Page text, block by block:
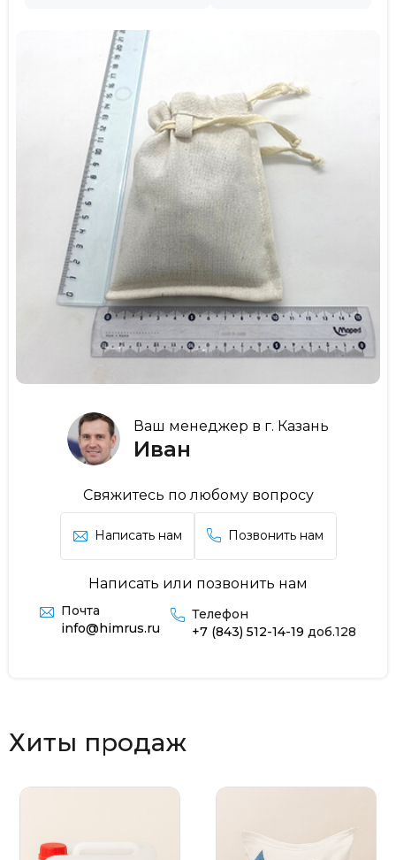
Ваш менеджер в г. Казань
Иван
Свяжитесь по любому вопросу
Написать нам Позвонить нам
Написать или позвонить нам
Почта
info@himrus.ru
Телефон
+7 (843) 512-14-19 доб.128
Хиты продаж